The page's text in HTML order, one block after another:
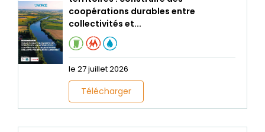
coopérations durables entre
collectivités et...
le 27 juillet 2026
Télécharger